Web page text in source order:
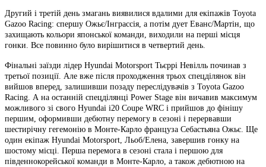
Другий і третій день змагань виявилися вдалими для екіпажів Toyota
Gazoo Racing: спершу Ожьє/Інграссія, а потім дует Еванс/Мартін, що
захищають кольори японської команди, виходили на перші місця
гонки. Все повинно було вирішитися в четвертий день.
Фінальні заїзди лідер Hyundai Motorsport Тьєррі Невілль починав з
третьої позиції. Але вже після проходження трьох спецділянок він
вийшов вперед, залишивши позаду переслідувачів з Toyota Gazoo
Racing. А на останній спецділянці Power Stage він вичавив максимум
можливого зі свого Hyundai i20 Coupe WRC і прийшов до фінішу
першим, оформивши дебютну перемогу в сезоні і перервавши
шестирічну гегемонію в Монте-Карло француза Себастьяна Ожьє. Ще
один екіпаж Hyundai Motorsport, Льоб/Елена, завершив гонку на
шостому місці. Перша перемога в сезоні стала і першою для
південнокорейської команди в Монте-Карло, а також дебютною на